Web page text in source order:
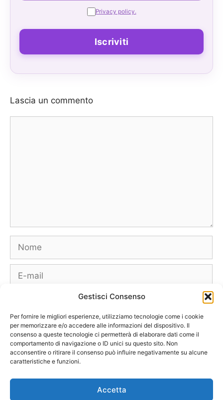
Gestisci Consenso
Per fornire le migliori esperienze, utilizziamo tecnologie come i cookie
per memorizzare e/o accedere alle informazioni del dispositivo. Il
consenso a queste tecnologie ci permetterà di elaborare dati come il
comportamento di navigazione o ID unici su questo sito. Non
acconsentire o ritirare il consenso può influire negativamente su alcune
caratteristiche e funzioni.
Accetta
Privacy policy.
Lascia un commento
Nome
E-
mail
web